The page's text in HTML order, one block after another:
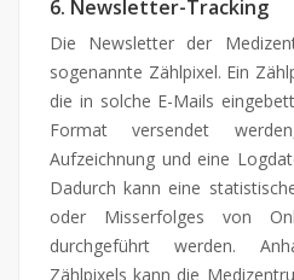
6. Newsletter-Tracking
Die Newsletter der
sogenannte Zählpixel. Ein
die in solche E-Mails
Format versendet
Aufzeichnung und eine
Dadurch kann eine
oder Misserfolges von
durchgeführt werden.
Zählpixels kann die